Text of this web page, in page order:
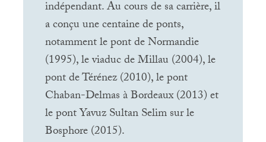
indépendant. Au cours de sa carrière, il
a conçu une centaine de ponts,
notamment le pont de Normandie
(1995), le viaduc de Millau (2004), le
pont de Térénez (2010), le pont
Chaban-Delmas à Bordeaux (2013) et
le pont Yavuz Sultan Selim sur le
Bosphore (2015).